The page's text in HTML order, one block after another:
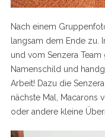
Nach einem
langsam dem Ende zu.
und vom Senzera
Namenschild und
Arbeit! Dazu die
nächste Mal, Macarons
oder andere kleine